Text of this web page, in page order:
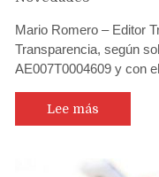
Mario Romero – Editor
Transparencia, según
AE007T0004609 y con
Lee más